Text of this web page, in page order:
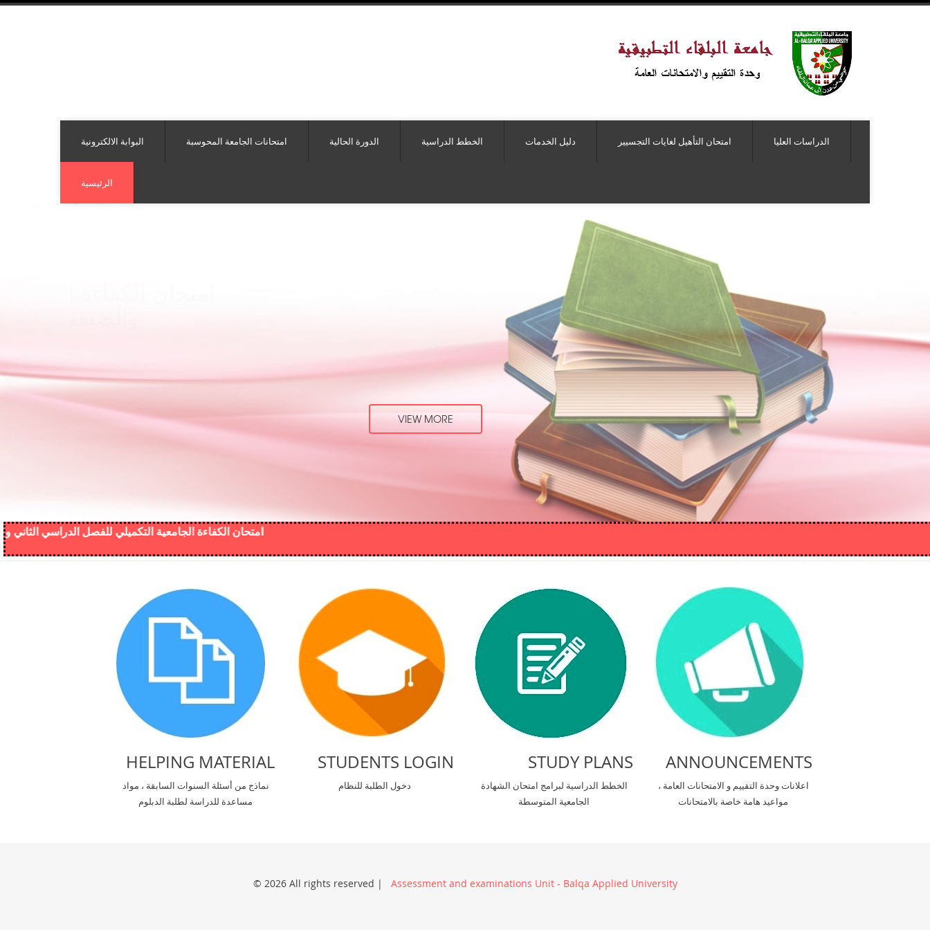
البوابة الالكترونية امتحانات الجامعة المحوسبة الدورة الحالية الخطط الدراسية دليل الخدمات امتحان التأهيل لغايات التجسيير الدراسات العليا
الرئيسية
امتحان الكفاءة الجامعية التكميلي للفصل الدراسي الثاني والصيفي من
HELPING MATERIAL
نماذج من أسئلة السنوات السابقة ، مواد
مساعدة للدراسة لطلبة الدبلوم
STUDENTS LOGIN
دخول الطلبة للنظام
STUDY PLANS
الخطط الدراسية لبرامج امتحان الشهادة
الجامعية المتوسطة
ANNOUNCEMENTS
اعلانات وحدة التقييم و الامتحانات العامة ،
مواعيد هامة خاصة بالامتحانات
© 2026 All rights reserved | Assessment and examinations Unit - Balqa Applied University